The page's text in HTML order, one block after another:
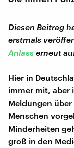
Diesen Beitrag
erstmals
Anlass erneut
Hier in
immer mit, aber
Meldungen
Menschen
Minderheiten
groß in den